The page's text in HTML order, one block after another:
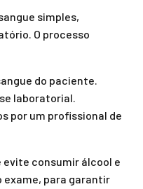
simples,
O processo
do paciente.
laboratorial.
por um profissional de
evite consumir álcool e
exame, para garantir